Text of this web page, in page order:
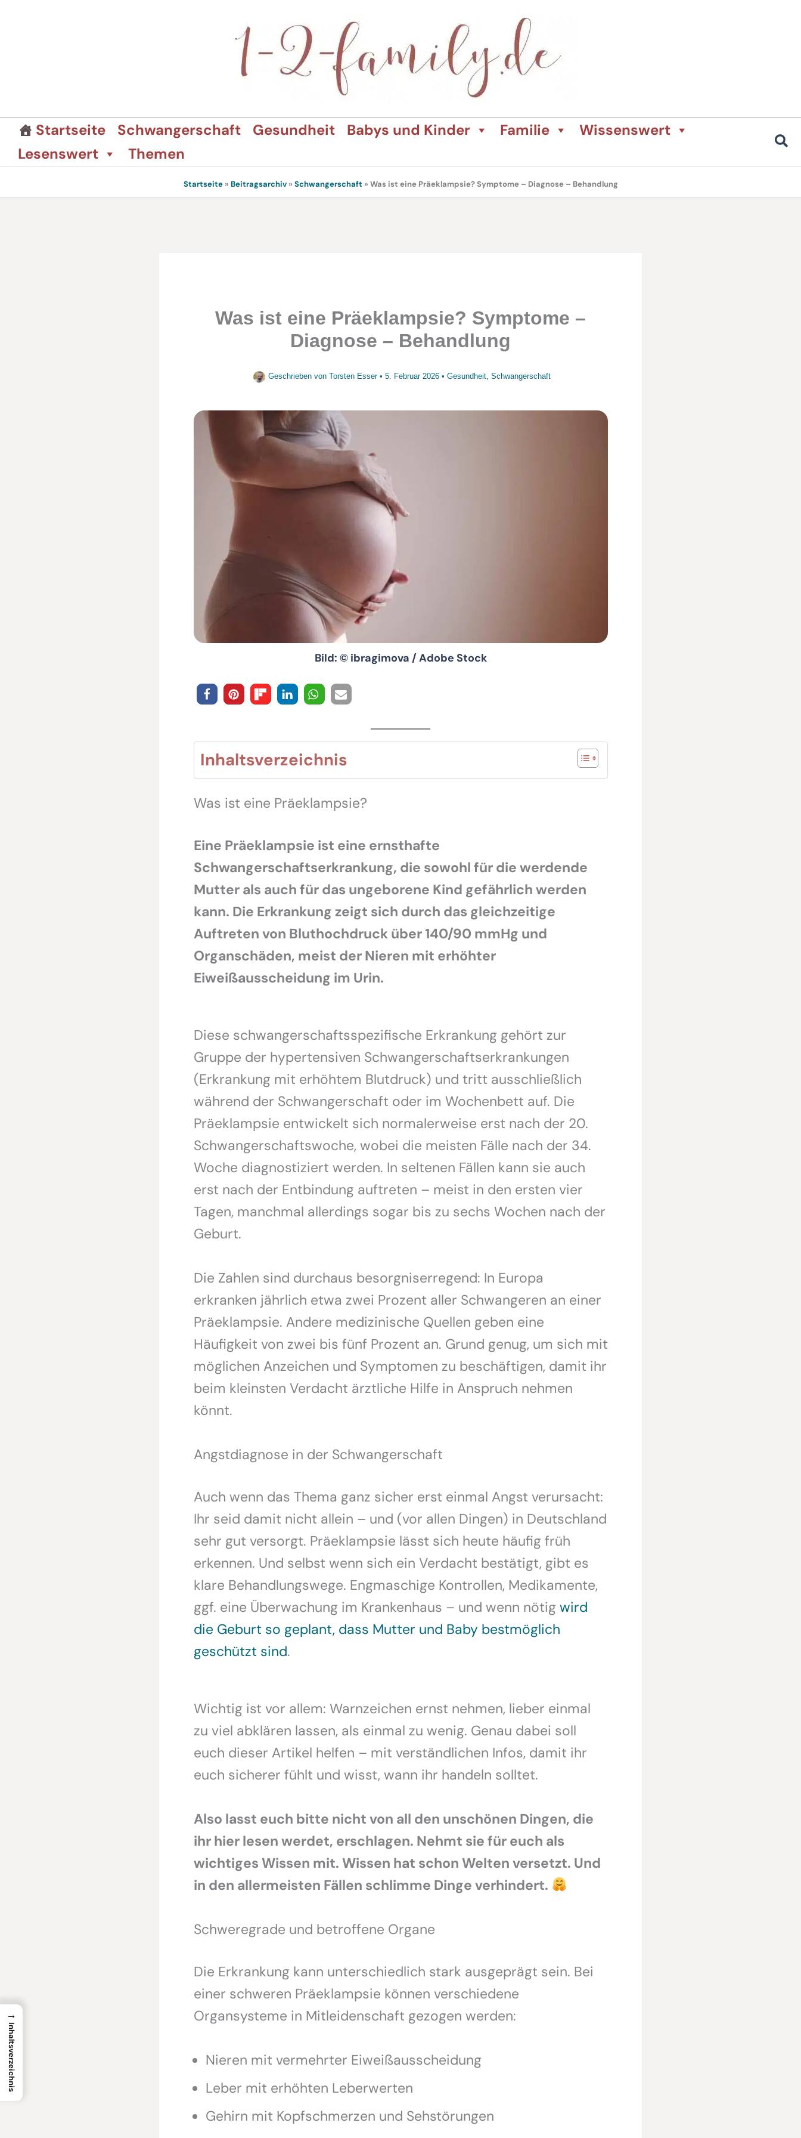
Startseite Schwangerschaft Gesundheit Babys und Kinder Familie
Wissenswert
Lesenswert
Themen
Startseite» Beitragsarchiv» Schwangerschaft » Was ist eine Präeklampsie? Symptome – Diagnose – Behandlung
Was ist eine Präeklampsie? Symptome –
Diagnose – Behandlung
Geschrieben von Torsten Esser • 5. Februar 2026 • Gesundheit Schwangerschaft
Bild: © ibragimova / Adobe Stock
Inhaltsverzeichnis
Was ist eine Präeklampsie?
Eine Präeklampsie ist eine ernsthafte
Schwangerschaftserkrankung, die sowohl für die werdende
Mutter als auch für das ungeborene Kind gefährlich werden
kann. Die Erkrankung zeigt sich durch das gleichzeitige
Auftreten von Bluthochdruck über 140/90 mmHg und
Organschäden, meist der Nieren mit erhöhter
Eiweißausscheidung im Urin.
Diese schwangerschaftsspezifische Erkrankung gehört zur
Gruppe der hypertensiven Schwangerschaftserkrankungen
(Erkrankung mit erhöhtem Blutdruck) und tritt ausschließlich
während der Schwangerschaft oder im Wochenbett auf. Die
Präeklampsie entwickelt sich normalerweise erst nach der 20.
Schwangerschaftswoche, wobei die meisten Fälle nach der 34.
Woche diagnostiziert werden. In seltenen Fällen kann sie auch
erst nach der Entbindung auftreten – meist in den ersten vier
Tagen, manchmal allerdings sogar bis zu sechs Wochen nach der
Geburt.
Die Zahlen sind durchaus besorgniserregend: In Europa
erkranken jährlich etwa zwei Prozent aller Schwangeren an einer
Präeklampsie. Andere medizinische Quellen geben eine
Häufigkeit von zwei bis fünf Prozent an. Grund genug, um sich mit
möglichen Anzeichen und Symptomen zu beschäftigen, damit ihr
beim kleinsten Verdacht ärztliche Hilfe in Anspruch nehmen
könnt.
Angstdiagnose in der Schwangerschaft
Auch wenn das Thema ganz sicher erst einmal Angst verursacht:
Ihr seid damit nicht allein – und (vor allen Dingen) in Deutschland
sehr gut versorgt. Präeklampsie lässt sich heute häufig früh
erkennen. Und selbst wenn sich ein Verdacht bestätigt, gibt es
klare Behandlungswege. Engmaschige Kontrollen, Medikamente,
ggf. eine Überwachung im Krankenhaus – und wenn nötig wird
die Geburt so geplant, dass Mutter und Baby bestmöglich
geschützt sind.
Wichtig ist vor allem: Warnzeichen ernst nehmen, lieber einmal
zu viel abklären lassen, als einmal zu wenig. Genau dabei soll
euch dieser Artikel helfen – mit verständlichen Infos, damit ihr
euch sicherer fühlt und wisst, wann ihr handeln solltet.
Also lasst euch bitte nicht von all den unschönen Dingen, die
ihr hier lesen werdet, erschlagen. Nehmt sie für euch als
wichtiges Wissen mit. Wissen hat schon Welten versetzt. Und
in den allermeisten Fällen schlimme Dinge verhindert.
Schweregrade und betroffene Organe
Die Erkrankung kann unterschiedlich stark ausgeprägt sein. Bei
einer schweren Präeklampsie können verschiedene
Organsysteme in Mitleidenschaft gezogen werden:
Nieren mit vermehrter Eiweißausscheidung
Leber mit erhöhten Leberwerten
Gehirn mit Kopfschmerzen und Sehstörungen
→
Inhaltsverzeichnis